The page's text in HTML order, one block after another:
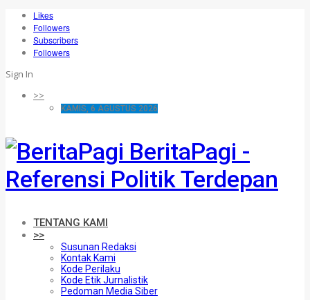
Likes
Followers
Subscribers
Followers
Sign In
>>
KAMIS, 6 AGUSTUS 2026
BeritaPagi -
Referensi Politik Terdepan
TENTANG KAMI
>>
Susunan Redaksi
Kontak Kami
Kode Perilaku
Kode Etik Jurnalistik
Pedoman Media Siber